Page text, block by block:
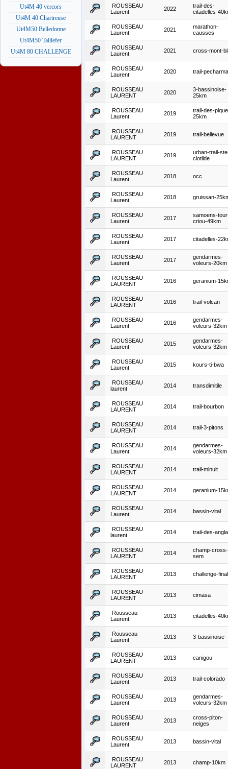
Ut4M 40 vercors
Ut4M 40 Chartreuse
Ut4M50 Belledonne
Ut4M50 Taillefer
Ut4M 80 CHALLENGE
ROUSSEAU
Laurent
2022
trail-des-
citadelles-
ROUSSEAU
Laurent
2021
marathon-
causses
ROUSSEAU
Laurent
2021 cross-mont-
ROUSSEAU
Laurent
2020 trail-
ROUSSEAU
LAURENT
2020
3-bassinoise-
25km
ROUSSEAU
Laurent
2019
trail-des-
25km
ROUSSEAU
LAURENT
2019 trail-bellevue
ROUSSEAU
LAURENT
2019
urban-trail-
clotilde
ROUSSEAU
Laurent
2018 occ
ROUSSEAU
Laurent
2018 gruissan-
ROUSSEAU
Laurent
2017
samoens-
criou-49km
ROUSSEAU
Laurent
2017 citadelles-
ROUSSEAU
Laurent
2017
gendarmes-
voleurs-20km
ROUSSEAU
LAURENT
2016 geranium-
ROUSSEAU
LAURENT
2016 trail-volcan
ROUSSEAU
Laurent
2016
gendarmes-
voleurs-32km
ROUSSEAU
Laurent
2015
gendarmes-
voleurs-32km
ROUSSEAU
Laurent
2015 kours-ti-bwa
ROUSSEAU
laurent
2014 transdimitile
ROUSSEAU
LAURENT
2014 trail-bourbon
ROUSSEAU
LAURENT
2014 trail-3-pitons
ROUSSEAU
Laurent
2014
gendarmes-
voleurs-32km
ROUSSEAU
LAURENT
2014 trail-minuit
ROUSSEAU
LAURENT
2014 geranium-
ROUSSEAU
Laurent
2014 bassin-vital
ROUSSEAU
laurent
2014 trail-des-
ROUSSEAU
LAURENT
2014
champ-cross-
sem
ROUSSEAU
LAURENT
2013 challenge-
ROUSSEAU
LAURENT
2013 cimasa
Rousseau
Laurent
2013 citadelles-
Rousseau
Laurent
2013 3-bassinoise
ROUSSEAU
LAURENT
2013 canigou
ROUSSEAU
Laurent
2013 trail-colorado
ROUSSEAU
Laurent
2013
gendarmes-
voleurs-32km
ROUSSEAU
Laurent
2013
cross-piton-
neiges
ROUSSEAU
Laurent
2013 bassin-vital
ROUSSEAU
LAURENT
2013 champ-10km